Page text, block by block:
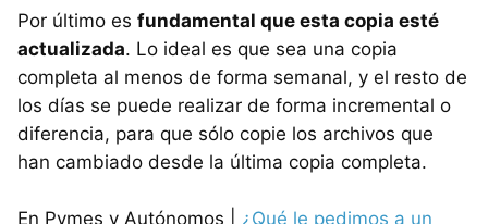
Por último es fundamental que esta copia esté
actualizada. Lo ideal es que sea una copia
completa al menos de forma semanal, y el resto de
los días se puede realizar de forma incremental o
diferencia, para que sólo copie los archivos que
han cambiado desde la última copia completa.
En Pymes y Autónomos | ¿Qué le pedimos a un